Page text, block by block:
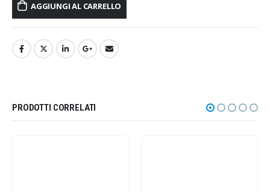
AGGIUNGI AL CARRELLO
PRODOTTI CORRELATI